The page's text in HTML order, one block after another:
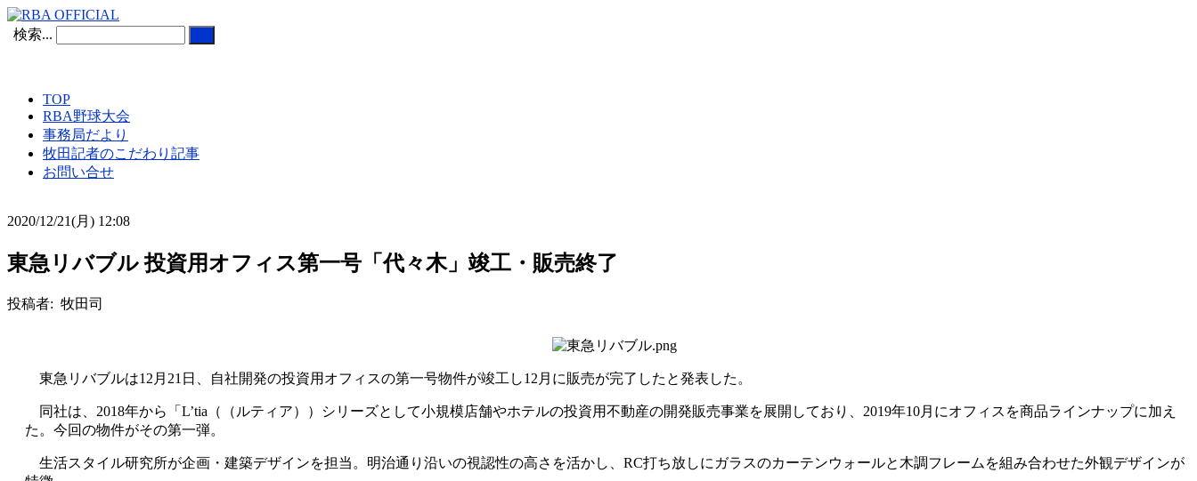
検索...
TOP
RBA野球大会
事務局だより
牧田記者のこだわり記事
お問い合せ
2020/12/21(月) 12:08
東急リバブル 投資用オフィス第一号「代々木」竣工・販売終了
投稿者: 牧田司
東急リバブルは12月21日、自社開発の投資用オフィスの第一号物件が竣工し12月に販売が完了したと発表した。
同社は、2018年から「L’tia（（ルティア））シリーズとして小規模店舗やホテルの投資用不動産の開発販売事業を展開しており、2019年10月にオフィスを商品ラインナップに加え
た。今回の物件がその第一弾。
生活スタイル研究所が企画・建築デザインを担当。明治通り沿いの視認性の高さを活かし、RC打ち放しにガラスのカーテンウォールと木調フレームを組み合わせた外観デザインが